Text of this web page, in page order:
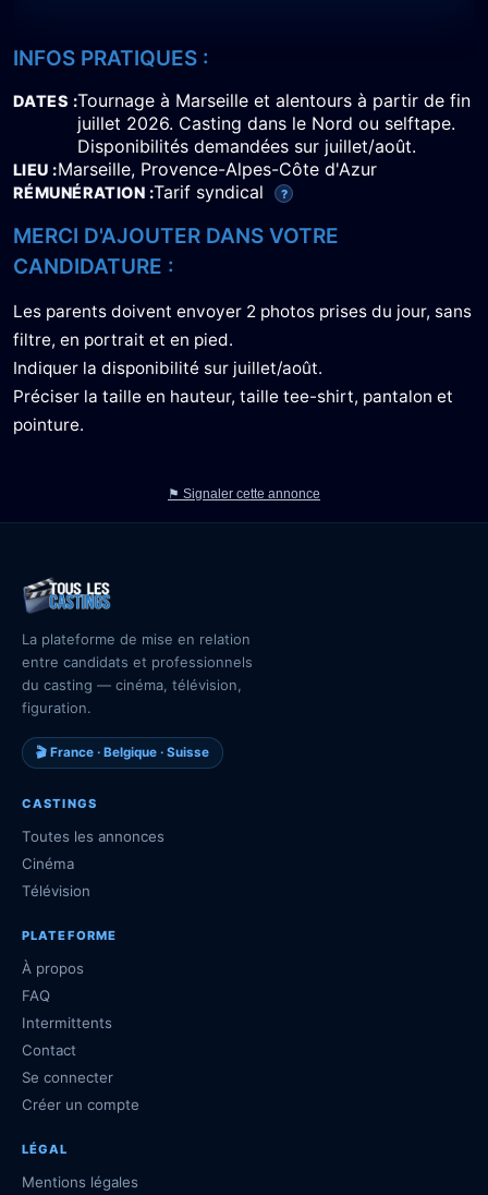
INFOS PRATIQUES :
DATES Tournage à Marseille et alentours à partir de fin
juillet 2026. Casting dans le Nord ou selftape.
Disponibilités demandées sur juillet/août.
LIEU Marseille, Provence-Alpes-Côte d'Azur
RÉMUNÉRATION Tarif syndical ?
MERCI D'AJOUTER DANS VOTRE
CANDIDATURE :
Les parents doivent envoyer 2 photos prises du jour, sans
filtre, en portrait et en pied.
Indiquer la disponibilité sur juillet/août.
Préciser la taille en hauteur, taille tee-shirt, pantalon et
pointure.
⚑ Signaler cette annonce
La plateforme de mise en relation
entre candidats et professionnels
du casting — cinéma, télévision,
figuration.
🎬 France · Belgique · Suisse
CASTINGS
Toutes les annonces
Cinéma
Télévision
PLATEFORME
À propos
FAQ
Intermittents
Contact
Se connecter
Créer un compte
LÉGAL
Mentions légales